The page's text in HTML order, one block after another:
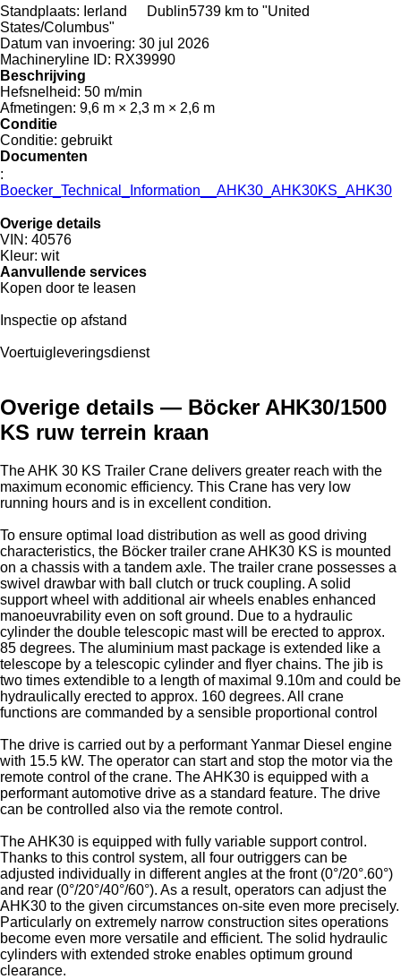
Standplaats: Ierland Dublin5739 km to "United
States/Columbus"
Datum van invoering: 30 jul 2026
Machineryline ID: RX39990
Beschrijving
Hefsnelheid: 50 m/min
Afmetingen: 9,6 m × 2,3 m × 2,6 m
Conditie
Conditie: gebruikt
Documenten
:
Boecker_Technical_Information__AHK30_AHK30KS_AHK30
Overige details
VIN: 40576
Kleur: wit
Aanvullende services
Kopen door te leasen
Inspectie op afstand
Voertuigleveringsdienst
Overige details — Böcker AHK30/1500
KS ruw terrein kraan
The AHK 30 KS Trailer Crane delivers greater reach with the
maximum economic efficiency. This Crane has very low
running hours and is in excellent condition.
To ensure optimal load distribution as well as good driving
characteristics, the Böcker trailer crane AHK30 KS is mounted
on a chassis with a tandem axle. The trailer crane possesses a
swivel drawbar with ball clutch or truck coupling. A solid
support wheel with additional air wheels enables enhanced
manoeuvrability even on soft ground. Due to a hydraulic
cylinder the double telescopic mast will be erected to approx.
85 degrees. The aluminium mast package is extended like a
telescope by a telescopic cylinder and flyer chains. The jib is
two times extendible to a length of maximal 9.10m and could be
hydraulically erected to approx. 160 degrees. All crane
functions are commanded by a sensible proportional control
The drive is carried out by a performant Yanmar Diesel engine
with 15.5 kW. The operator can start and stop the motor via the
remote control of the crane. The AHK30 is equipped with a
performant automotive drive as a standard feature. The drive
can be controlled also via the remote control.
The AHK30 is equipped with fully variable support control.
Thanks to this control system, all four outriggers can be
adjusted individually in different angles at the front (0°/20°.60°)
and rear (0°/20°/40°/60°). As a result, operators can adjust the
AHK30 to the given circumstances on-site even more precisely.
Particularly on extremely narrow construction sites operations
become even more versatile and efficient. The solid hydraulic
cylinders with extended stroke enables optimum ground
clearance.